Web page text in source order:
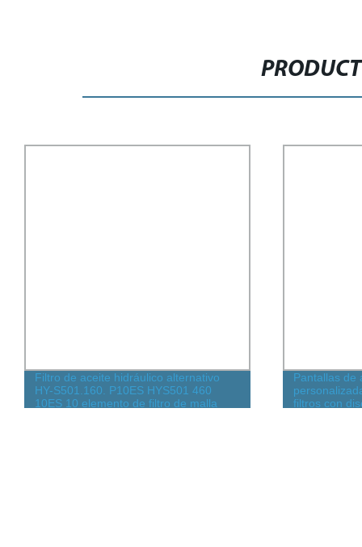
Filtro de aceite hidráulico alternativo
HY-S501.160. P10ES HYS501 460
10ES 10 elemento de filtro de malla
Pantallas de
filtros con